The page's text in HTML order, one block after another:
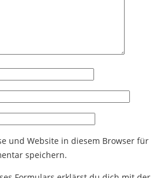
und Website in diesem Browser für
speichern.